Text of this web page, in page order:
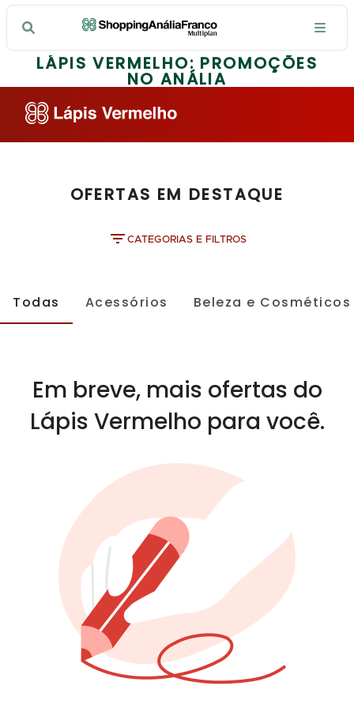
LÁPIS VERMELHO: PROMOÇÕES
NO ANÁLIA
OFERTAS EM DESTAQUE
CATEGORIAS E FILTROS
Todas Acessórios Beleza e Cosméticos
Em breve, mais ofertas do
Lápis Vermelho para você.